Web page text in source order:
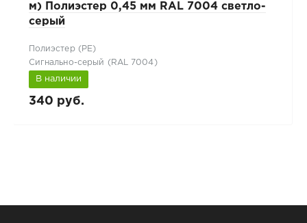
м) Полиэстер 0,45 мм RAL 7004 светло-
серый
Полиэстер (РЕ)
Сигнально-серый (RAL 7004)
В наличии
340 руб.